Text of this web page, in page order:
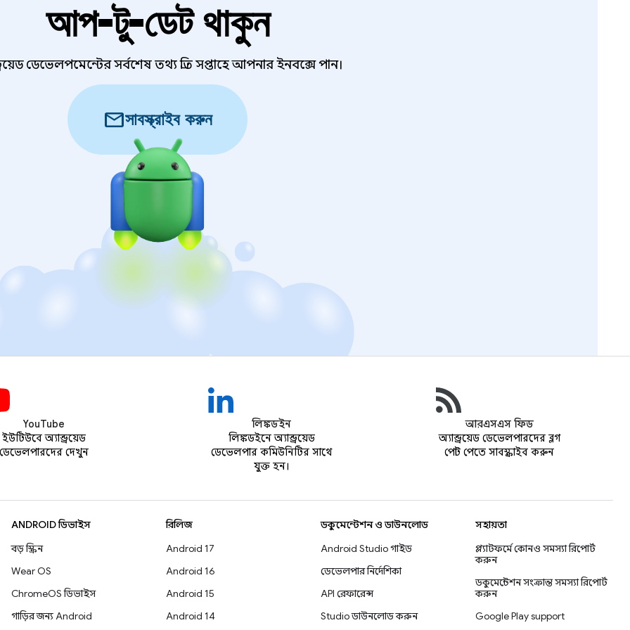
আপ-টু-ডেট থাকুন
ডেভেলপমেন্টের সর্বশেষ তথ্য প্রতি সপ্তাহে আপনার ইনবক্সে পান।
mailসাবস্ক্রাইব করুন
YouTube
ইউটিউবে অ্যান্ড্রয়েড
ডেভেলপারদের দেখুন
লিঙ্কডইন
লিঙ্কডইনে অ্যান্ড্রয়েড
ডেভেলপার কমিউনিটির সাথে
যুক্ত হন।
আরএসএস ফিড
অ্যান্ড্রয়েড ডেভেলপারদের ব্লগ
পোস্ট পেতে সাবস্ক্রাইব করুন
ANDROID ডিভাইস
বড় স্ক্রিন
Wear OS
ChromeOS ডিভাইস
গাড়ির জন্য Android
রিলিজ
Android 17
Android 16
Android 15
Android 14
ডকুমেন্টেশন ও ডাউনলোড
Android Studio গাইড
ডেভেলপার নির্দেশিকা
API রেফারেন্স
Studio ডাউনলোড করুন
সহায়তা
প্ল্যাটফর্মে কোনও সমস্যা রিপোর্ট
করুন
ডকুমেন্টেশন সংক্রান্ত সমস্যা রিপোর্ট
করুন
Google Play support